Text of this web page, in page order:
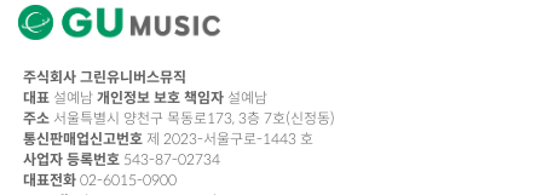
주식회사 그린유니버스뮤직
대표 설예남 개인정보 보호 책임자 설예남
주소 서울특별시 양천구 목동로173, 3층 7호(신정동)
통신판매업신고번호 제 2023-서울구로-1443 호
사업자 등록번호 543-87-02734
대표전화 02-6015-0900